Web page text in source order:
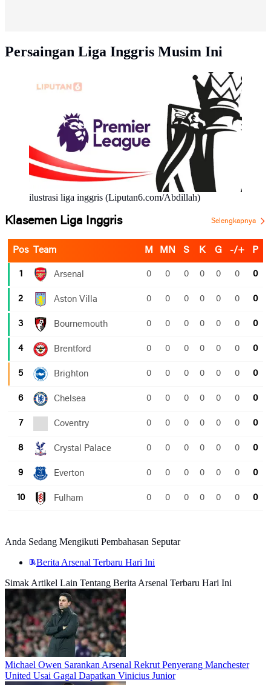
Persaingan Liga Inggris Musim Ini
ilustrasi liga inggris (Liputan6.com/Abdillah)
Anda Sedang Mengikuti Pembahasan Seputar
Berita Arsenal Terbaru Hari Ini
Simak Artikel Lain Tentang Berita Arsenal Terbaru Hari Ini
Michael Owen Sarankan Arsenal Rekrut Penyerang Manchester
United Usai Gagal Dapatkan Vinicius Junior